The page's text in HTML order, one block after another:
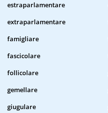
estraparlamentare
extraparlamentare
famigliare
fascicolare
follicolare
gemellare
giugulare